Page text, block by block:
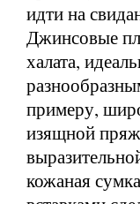
идти на
Джинсовые
халата,
примеру,
изящной
кожаная